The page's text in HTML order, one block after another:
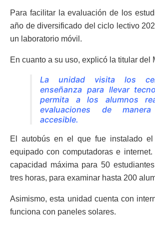
Para facilitar la evaluación de los
año de diversificado del ciclo lectivo
un laboratorio móvil.
En cuanto a su uso, explicó la titular del
La unidad visita los
enseñanza para llevar
permita a los alumnos
evaluaciones de
accesible.
El autobús en el que fue instalado el
equipado con computadoras e
capacidad máxima para 50
tres horas, para examinar hasta 200
Asimismo, esta unidad cuenta con
funciona con paneles solares.